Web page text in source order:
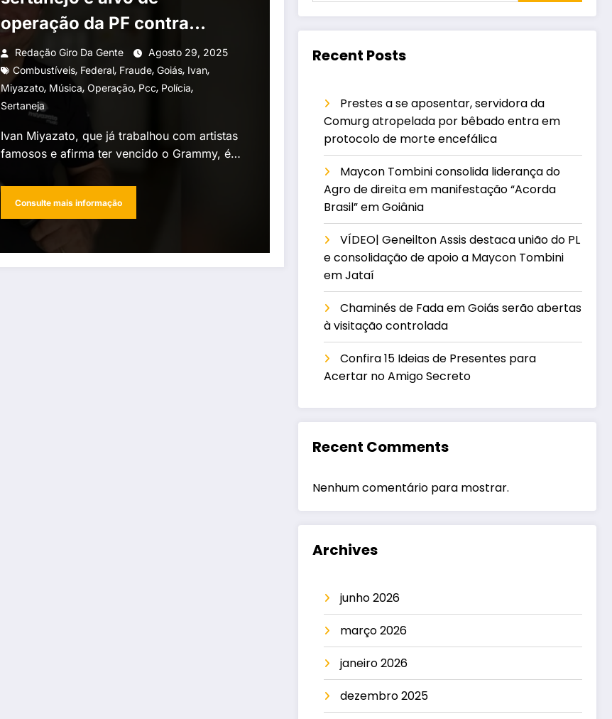
operação da PF contra
esquema bilionário ligado
ao PCC
Redação Giro Da Gente
Agosto 29, 2025
Combustíveis, Federal, Fraude, Goiás, Ivan,
Miyazato, Música, Operação, Pcc, Polícia,
Sertaneja
Ivan Miyazato, que já trabalhou com artistas
famosos e afirma ter vencido o Grammy, é…
Consulte mais informação
Recent Posts
Prestes a se aposentar, servidora da
Comurg atropelada por bêbado entra em
protocolo de morte encefálica
Maycon Tombini consolida liderança do
Agro de direita em manifestação “Acorda
Brasil” em Goiânia
VÍDEO| Geneilton Assis destaca união do PL
e consolidação de apoio a Maycon Tombini
em Jataí
Chaminés de Fada em Goiás serão abertas
à visitação controlada
Confira 15 Ideias de Presentes para
Acertar no Amigo Secreto
Recent Comments
Nenhum comentário para mostrar.
Archives
junho 2026
março 2026
janeiro 2026
dezembro 2025